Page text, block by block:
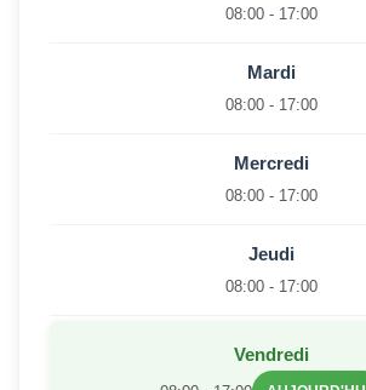
08:00 - 17:00
Mardi
08:00 - 17:00
Mercredi
08:00 - 17:00
Jeudi
08:00 - 17:00
Vendredi